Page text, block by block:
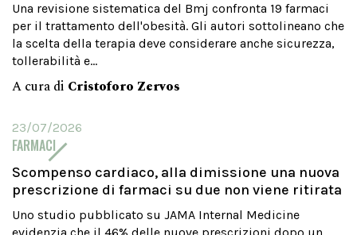
Una revisione sistematica del Bmj confronta 19 farmaci
per il trattamento dell'obesità. Gli autori sottolineano che
la scelta della terapia deve considerare anche sicurezza,
tollerabilità e...
A cura di Cristoforo Zervos
23/07/2026
FARMACI
Scompenso cardiaco, alla dimissione una nuova
prescrizione di farmaci su due non viene ritirata
Uno studio pubblicato su JAMA Internal Medicine